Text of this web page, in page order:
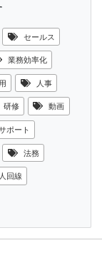
セールス
業務効率化
人事
研修 動画
ポート
法務
回線